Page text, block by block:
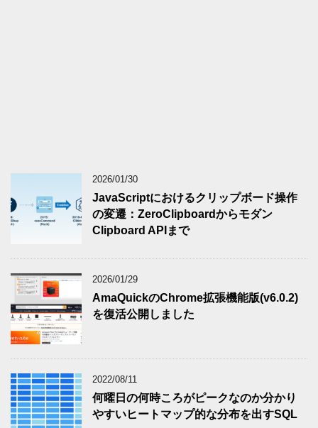
2026/01/30
JavaScriptにおけるクリップボード操作
の変遷：ZeroClipboardからモダン
Clipboard APIまで
2026/01/29
AmaQuickのChrome拡張機能版(v6.0.2)
を復活公開しました
2022/08/11
何曜日の何時ころがピークなのか分かり
やすいヒートマップ的な分布を出すSQL